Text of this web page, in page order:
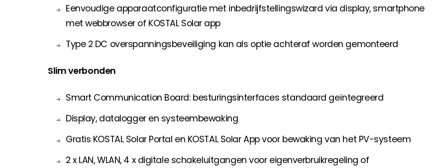
Eenvoudige apparaatconfiguratie met inbedrijfstellingswizard via display, smartphone
met webbrowser of KOSTAL Solar app
Type 2 DC overspanningsbeveiliging kan als optie achteraf worden gemonteerd
Slim verbonden
Smart Communication Board: besturingsinterfaces standaard geïntegreerd
Display, datalogger en systeembewaking
Gratis KOSTAL Solar Portal en KOSTAL Solar App voor bewaking van het PV-systeem
2 x LAN, WLAN, 4 x digitale schakeluitgangen voor eigenverbruikregeling of